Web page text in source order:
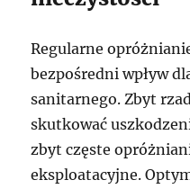
Regularne
bezpośredni wpływ
sanitarnego. Zbyt
skutkować
zbyt częste
eksploatacyjne.